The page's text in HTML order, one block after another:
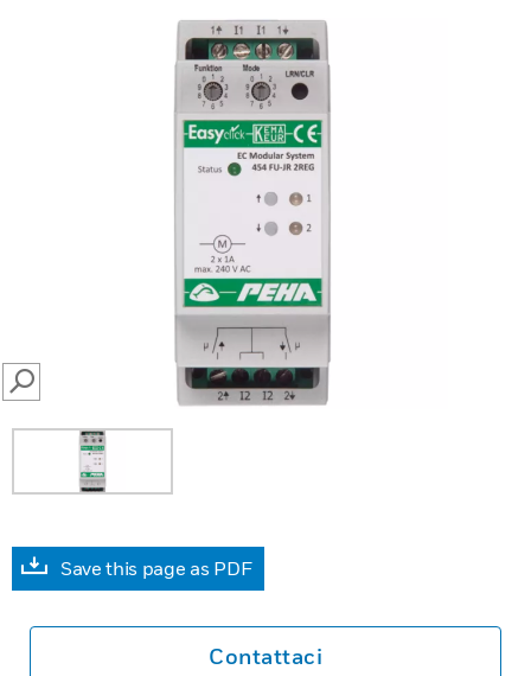
SEARCH
Save this page as PDF
Contattaci